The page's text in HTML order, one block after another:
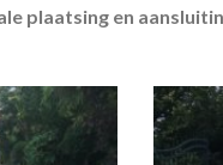
plaatsing en